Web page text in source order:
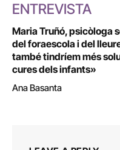
ENTREVISTA
Maria Truñó, psicòloga
del foraescola i del
també tindríem més
cures dels infants»
Ana Basanta